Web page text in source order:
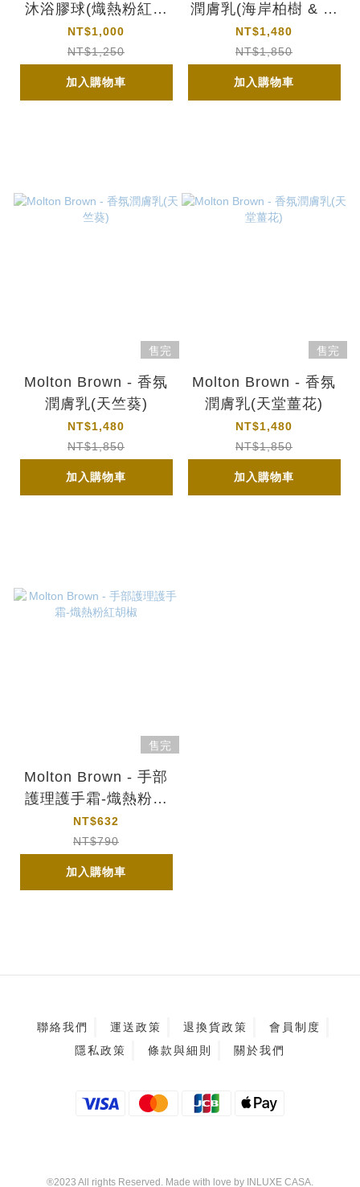
沐浴膠球(熾熱粉紅胡
椒)
NT$1,000
NT$1,250
加入購物車
潤膚乳(海岸柏樹 & 海
茴香)
NT$1,480
NT$1,850
加入購物車
售完
Molton Brown - 香氛
潤膚乳(天竺葵)
NT$1,480
NT$1,850
加入購物車
售完
Molton Brown - 香氛
潤膚乳(天堂薑花)
NT$1,480
NT$1,850
加入購物車
售完
Molton Brown - 手部
護理護手霜-熾熱粉紅
胡椒
NT$632
NT$790
加入購物車
聯絡我們 運送政策 退換貨政策
會員制度
隱私政策
條款與細則 關於我們
®2023 All rights Reserved. Made with love by INLUXE CASA.